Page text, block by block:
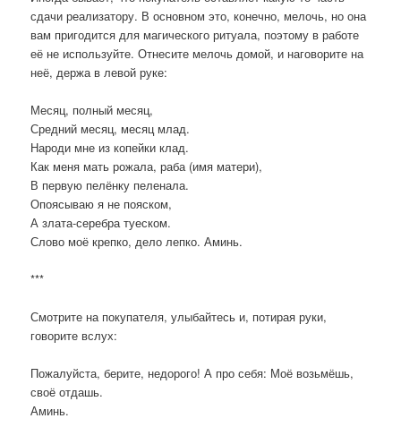
сдачи реализатору. В основном это, конечно, мелочь, но она
вам пригодится для магического ритуала, поэтому в работе
её не используйте. Отнесите мелочь домой, и наговорите на
неё, держа в левой руке:
Месяц, полный месяц,
Средний месяц, месяц млад.
Народи мне из копейки клад.
Как меня мать рожала, раба (имя матери),
В первую пелёнку пеленала.
Опоясываю я не пояском,
А злата-серебра туеском.
Слово моё крепко, дело лепко. Аминь.
***
Смотрите на покупателя, улыбайтесь и, потирая руки,
говорите вслух:
Пожалуйста, берите, недорого! А про себя: Моё возьмёшь,
своё отдашь.
Аминь.